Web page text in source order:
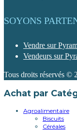
SOYONS
Vendre sur
Vendeurs sur
Tous droits réservés
Achat par
Agroalimentaire
Biscuits
Céréales